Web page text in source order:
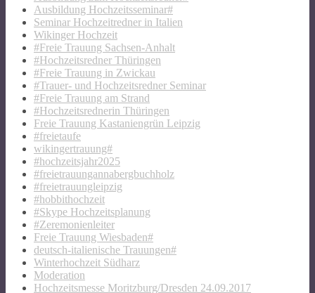
Ausbildung Hochzeitsseminar#
Seminar Hochzeitredner in Italien
Wikinger Hochzeit
#Freie Trauung Sachsen-Anhalt
#Hochzeitsredner Thüringen
#Freie Trauung in Zwickau
#Trauer- und Hochzeitsredner Seminar
#Freie Trauung am Strand
#Hochzeitsrednerin Thüringen
Freie Trauung Kastaniengrün Leipzig
#freietaufe
wikingertrauung#
#hochzeitsjahr2025
#freietrauungannabergbuchholz
#freietrauungleipzig
#hobbithochzeit
#Skype Hochzeitsplanung
#Zeremonienleiter
Freie Trauung Wiesbaden#
deutsch-italienische Trauungen#
Winterhochzeit Südharz
Moderation
Hochzeitsmesse Moritzburg/Dresden 24.09.2017